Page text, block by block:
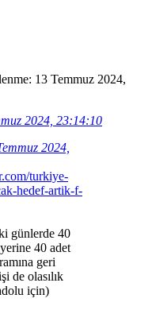
: 13 Temmuz 2024,
2024, 23:14:10
2024,
turkiye-
hedef-artik-f-
günlerde 40
40 adet
geri
de olasılık
için)